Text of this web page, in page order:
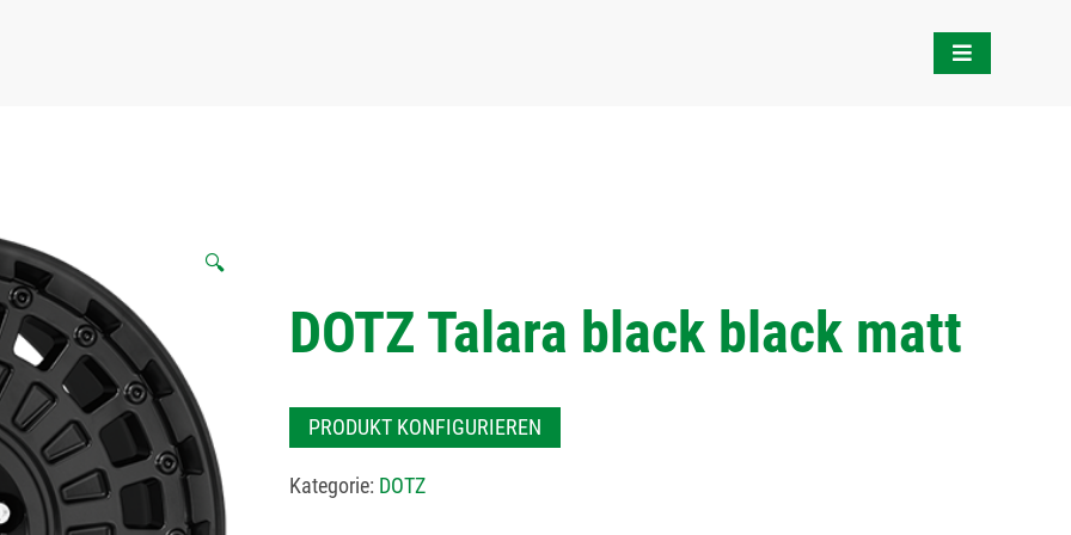
🔍
DOTZ Talara black black matt
PRODUKT KONFIGURIEREN
Kategorie: DOTZ